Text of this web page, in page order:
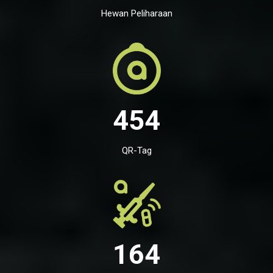
Hewan Peliharaan
454
QR-Tag
164